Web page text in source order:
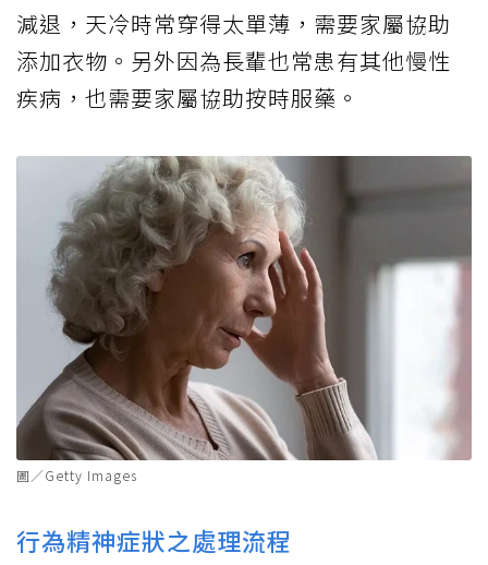
減退，天冷時常穿得太單薄，需要家屬協助
添加衣物。另外因為長輩也常患有其他慢性
疾病，也需要家屬協助按時服藥。
圖／Getty Images
行為精神症狀之處理流程